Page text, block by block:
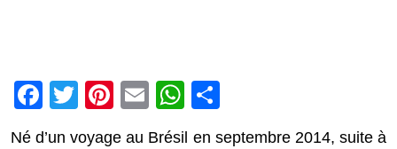
Facebook
Twitter
Pinterest
EmailWhatsApp
Né d’un voyage au Brésil en septembre 2014, suite à